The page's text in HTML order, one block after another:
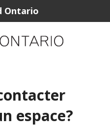
Ontario
espace?